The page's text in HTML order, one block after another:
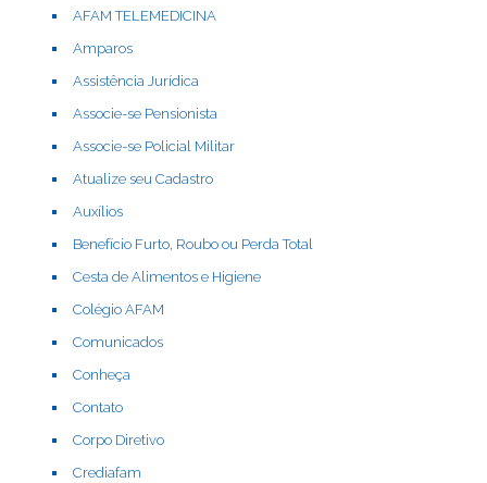
AFAM TELEMEDICINA
Amparos
Assistência Jurídica
Associe-se Pensionista
Associe-se Policial Militar
Atualize seu Cadastro
Auxílios
Benefício Furto, Roubo ou Perda Total
Cesta de Alimentos e Higiene
Colégio AFAM
Comunicados
Conheça
Contato
Corpo Diretivo
Crediafam